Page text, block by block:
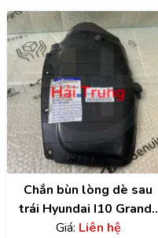
Chắn bùn lòng dè sau
trái Hyundai I10 Grand |
86821B4400
Giá: Liên hệ